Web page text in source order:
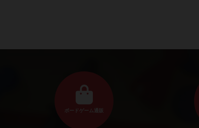
ボードゲーム通販